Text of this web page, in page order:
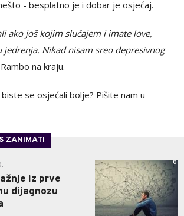
- besplatno je i dobar je osjećaj.
ako još kojim slučajem i imate love,
jedrenja. Nikad nisam sreo depresivnog
na kraju.
se osjećali bolje? Pišite nam u
ZANIMATI
iz prve
dijagnozu
0